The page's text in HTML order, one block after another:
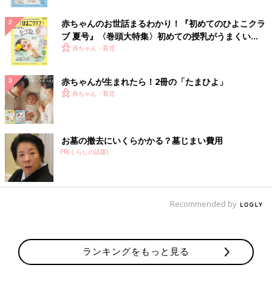
そのときに、校内の雰囲気も知りたいので、なるべく普段の日に
見学をしたいと言ってみたらいいと思います。うちは、個別に訪
問をできるか問い合わせて、おじゃまさせていただいた経験があ
ります。そのときに案内していただいたのが校長先生でした。個
別にアプローチするのもいいと思いますよ」
個別に対応してくれる学校もあるので、いろいろト
ライしてみて
いろいろなアドバイスがありましたね。著書もあり、中学受験に
関する相談にのっている鳥居りんこさんに、なかなか学校へ行け
ない場合の校風を知る方法など、コロナ禍の学校見学についてお
話をお聞きしました。
「今年の首都圏の中学入試の受験者数は過去2番目の高水準。数
ラーになっているってことですよね。
赤ちゃんのお世話まるわかり！『初めてのひよこクラ
ブ 夏号』〈巻頭大特集〉初めての授乳がうまくい
く！ おっぱい・ミルクの基本と夏のトラブル 解決テ
赤ちゃん・育児
赤ちゃんが生まれたら！2冊の「たまひよ」
赤ちゃん・育児
お墓の撤去にいくらかかる？墓じまい費用
PR(くらしの話題)
Recommended by
ランキングをもっと見る